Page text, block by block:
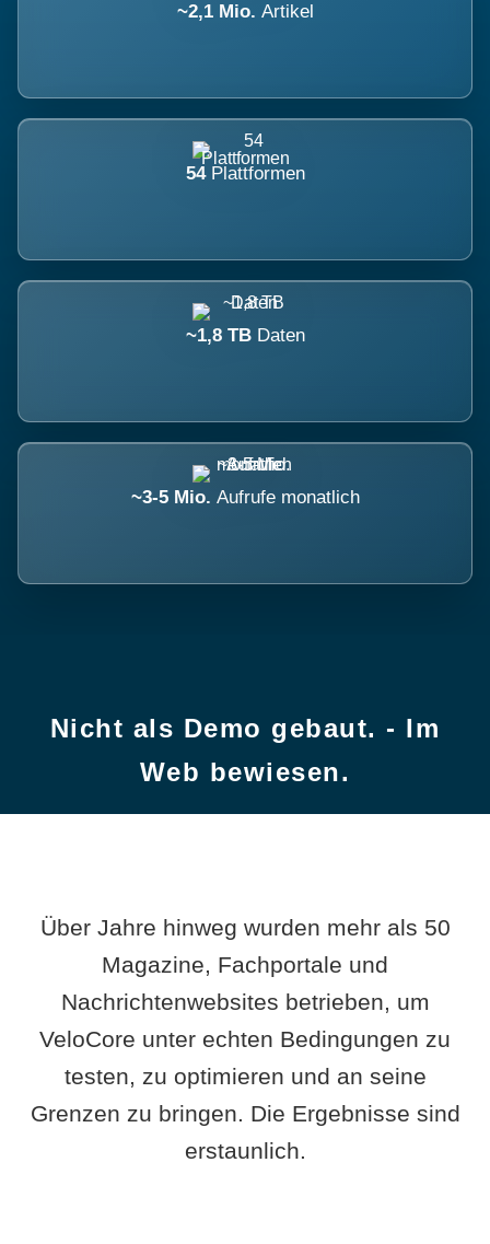
~2,1 Mio. Artikel
54 Plattformen
~1,8 TB Daten
~3-5 Mio. Aufrufe monatlich
Nicht als Demo gebaut. - Im
Web bewiesen.
Über Jahre hinweg wurden mehr als 50
Magazine, Fachportale und
Nachrichtenwebsites betrieben, um
VeloCore unter echten Bedingungen zu
testen, zu optimieren und an seine
Grenzen zu bringen. Die Ergebnisse sind
erstaunlich.